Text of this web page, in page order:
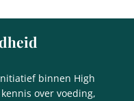
binnen High
kennis over voeding,